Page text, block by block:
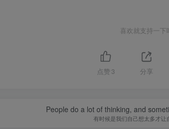
喜欢就支持一下
点赞 3 分享
People do a lot of thinking, and
有时候是我们自己想太多才让